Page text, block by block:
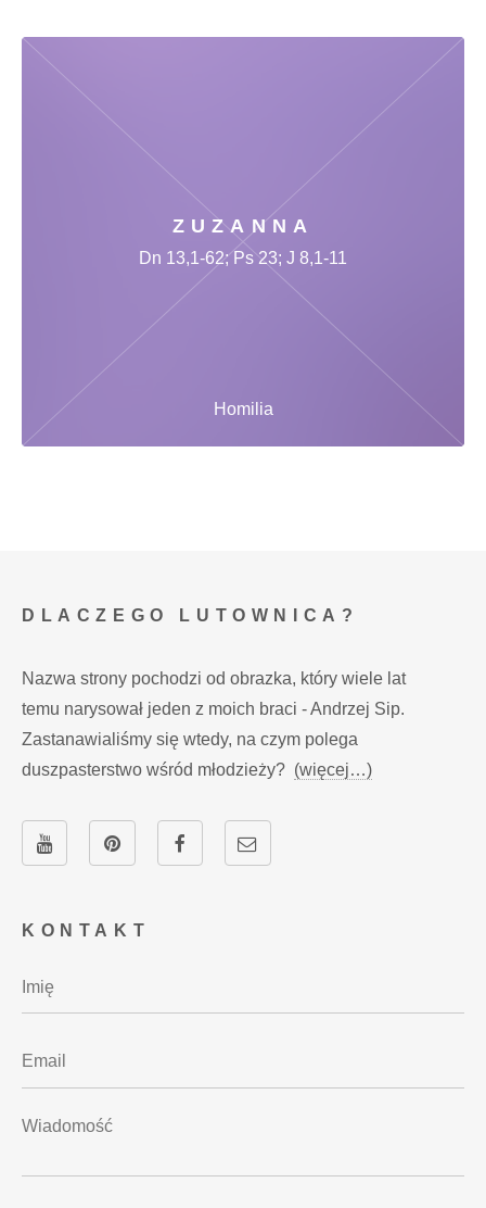
ZUZANNA
Homilia
Dn 13,1-62; Ps 23; J 8,1-11
KONTAKT
DLACZEGO LUTOWNICA?
Nazwa strony pochodzi od obrazka, który wiele lat
temu narysował jeden z moich braci - Andrzej Sip.
Zastanawialiśmy się wtedy, na czym polega
duszpasterstwo wśród młodzieży? (więcej…)